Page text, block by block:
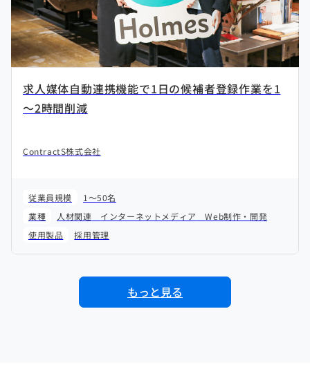
求人媒体自動連携機能で1日の候補者登録作業を1
～2時間削減
ContractS株式会社
従業員規模
1～50名
業種
人材関連 インターネットメディア
Web制作・開発
使用製品
採用管理
もっと見る